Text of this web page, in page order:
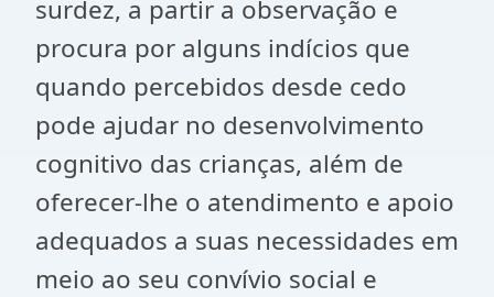
surdez, a partir a observação e
procura por alguns indícios que
quando percebidos desde cedo
pode ajudar no desenvolvimento
cognitivo das crianças, além de
oferecer-lhe o atendimento e apoio
adequados a suas necessidades em
meio ao seu convívio social e